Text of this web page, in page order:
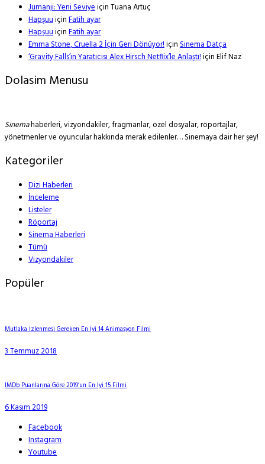
Jumanji: Yeni SeviyeiçinTuana Artuç
HapşuuiçinFatih ayar
HapşuuiçinFatih ayar
Emma Stone, Cruella 2 İçin Geri Dönüyor!içinSinema Datça
‘Gravity Falls’ın Yaratıcısı Alex Hirsch Netflix’le Anlaştı!içinElif Naz
Dolasim Menusu
Sinemahaberleri, vizyondakiler, fragmanlar, özel dosyalar, röportajlar,
yönetmenler ve oyuncular hakkında merak edilenler… Sinemaya dair her şey!
Kategoriler
Dizi Haberleri
İnceleme
Listeler
Röportaj
Sinema Haberleri
Tümü
Vizyondakiler
Popüler
Mutlaka İzlenmesi Gereken En İyi 14 Animasyon Filmi
3 Temmuz 2018
IMDb Puanlarına Göre 2019’un En İyi 15 Filmi
6 Kasım 2019
Facebook
Instagram
Youtube